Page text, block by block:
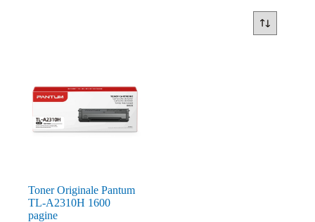
Toner Originale Pantum
TL-A2310H 1600
pagine